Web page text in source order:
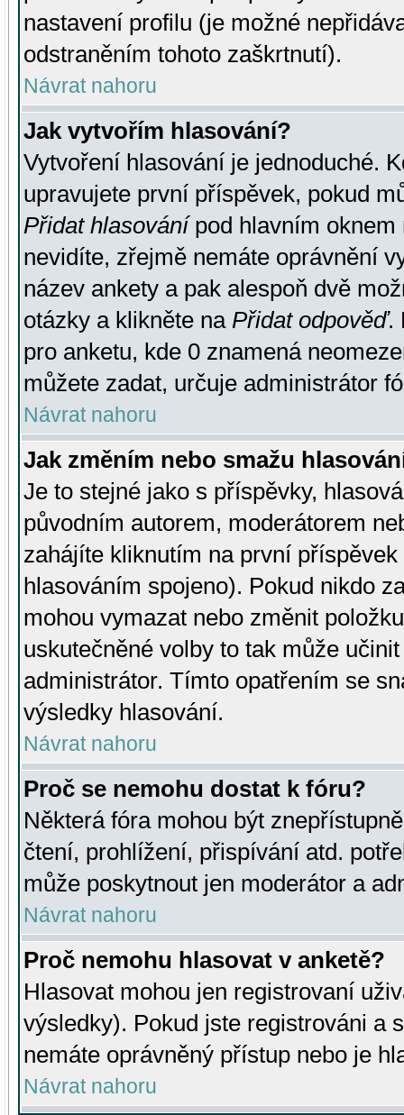
nastavení profilu (je možné
odstraněním tohoto zaškrtnutí).
Návrat nahoru
Jak vytvořím hlasování?
Vytvoření hlasování je jednoduché.
upravujete první příspěvek, pokud
Přidat hlasovánípod hlavním oknem
nevidíte, zřejmě nemáte oprávnění
název ankety a pak alespoň dvě
otázky a klikněte na Přidat odpověď.
pro anketu, kde 0 znamená
můžete zadat, určuje administrátor
Návrat nahoru
Jak změním nebo smažu
Je to stejné jako s příspěvky,
původním autorem, moderátorem
zahájíte kliknutím na první
hlasováním spojeno). Pokud nikdo
mohou vymazat nebo změnit
uskutečněné volby to tak může
administrátor. Tímto opatřením se
výsledky hlasování.
Návrat nahoru
Proč se nemohu dostat k fóru?
Některá fóra mohou být
čtení, prohlížení, přispívání atd.
může poskytnout jen moderátor a
Návrat nahoru
Proč nemohu hlasovat v anketě?
Hlasovat mohou jen registrovaní
výsledky). Pokud jste registrováni a
nemáte oprávněný přístup nebo je
Návrat nahoru